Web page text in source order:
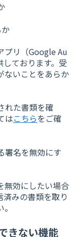
プリ（Google Au
ております。受
ないことをあらか
れた書類を確
はこちらをご確
署名を無効にす
無効にしたい場合
みの書類を取り
きない機能